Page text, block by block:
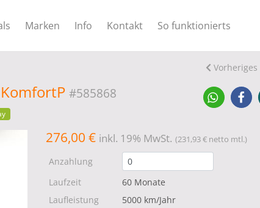
Marken Info Kontakt So funktionierts
Vorheriges
#585868
276,00 € inkl. 19% MwSt. (231,93 € netto mtl.)
Anzahlung
Laufzeit
60 Monate
Laufleistung
5000 km/Jahr